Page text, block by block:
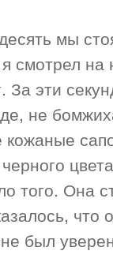
мы
смотрел на
За эти
не
кожаные
того. Она
что
был